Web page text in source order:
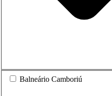
Balneário Camboriú